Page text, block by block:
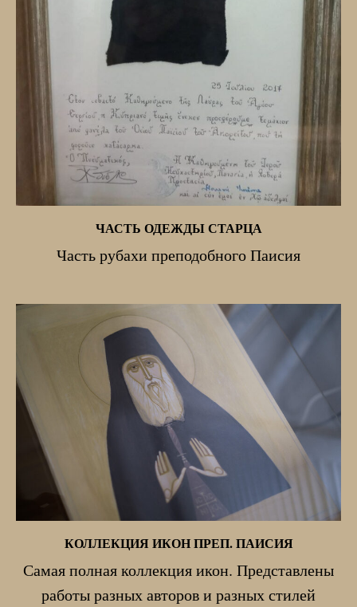
ЧАСТЬ ОДЕЖДЫ СТАРЦА
Часть рубахи преподобного Паисия
КОЛЛЕКЦИЯ ИКОН ПРЕП. ПАИСИЯ
Самая полная коллекция икон. Представлены
работы разных авторов и разных стилей